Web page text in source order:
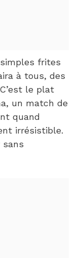
frites
à tous, des
le plat
un match de
quand
irrésistible.
sans